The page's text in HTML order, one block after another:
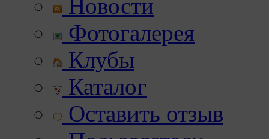
Новости
Фотогалерея
Клубы
Каталог
Оставить отзыв